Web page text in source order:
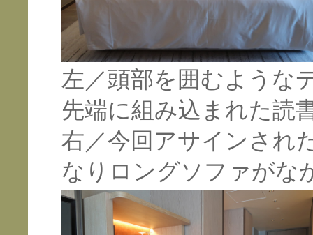
左／頭部を囲むような
先端に組み込まれた読
右／今回アサインされ
なりロングソファがな